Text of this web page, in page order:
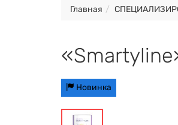
Главная
Новинка